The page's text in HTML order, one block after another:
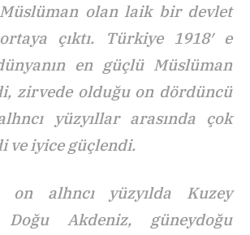
olan laik bir devlet
çıktı. Türkiye 1918′ e
en güçlü Müslüman
zirvede olduğu on dördüncü
yüzyıllar arasında çok
ve iyice güçlendi.
on alhncı yüzyılda Kuzey
Akdeniz, güneydoğu